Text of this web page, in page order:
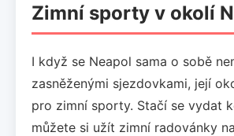
Zimní sporty v okolí
I když se Neapol sama o sobě
zasněženými sjezdovkami, její
pro zimní sporty. Stačí se vydat
můžete si užít zimní radovánky